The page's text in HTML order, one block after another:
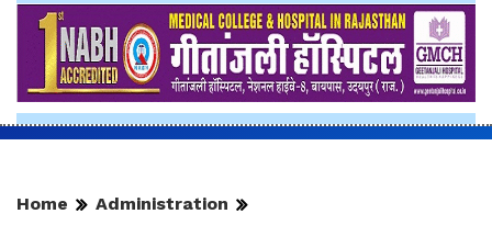
Home Administration